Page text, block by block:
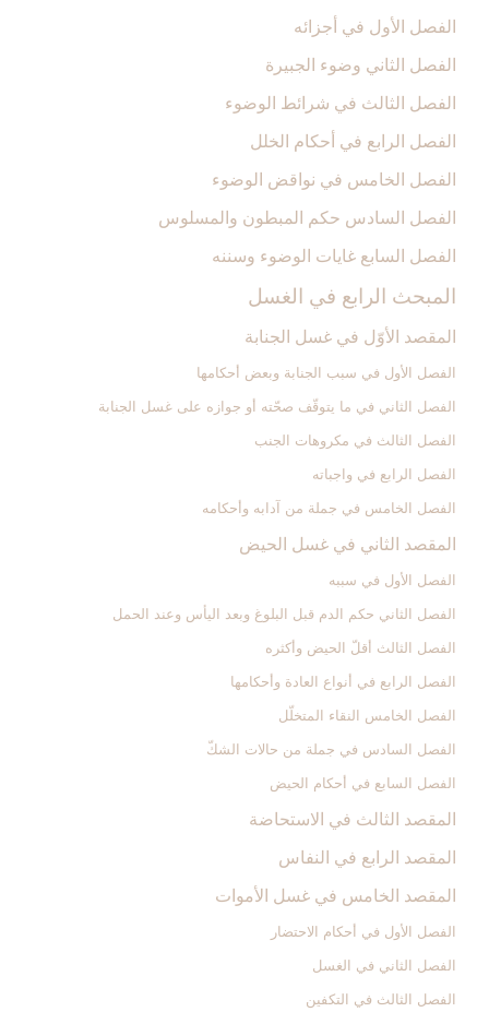
الفصل الأول في أجزائه‏
الفصل الثاني وضوء الجبيرة
الفصل الثالث في شرائط الوضوء
الفصل الرابع في أحكام الخلل
الفصل الخامس في نواقض الوضوء
الفصل السادس حكم المبطون والمسلوس‏
الفصل السابع غايات الوضوء وسننه‏
المبحث الرابع في الغسل‏
المقصد الأوّل في غسل الجنابة
الفصل الأول في سبب الجنابة وبعض أحكامها
الفصل الثاني في ما يتوقّف صحّته أو جوازه على غسل الجنابة
الفصل الثالث في مكروهات الجنب‏
الفصل الرابع في واجباته
الفصل الخامس في جملة من آدابه وأحكامه‏
المقصد الثاني في غسل الحيض‏
الفصل الأول في سببه
الفصل الثاني حكم الدم قبل البلوغ وبعد اليأس وعند الحمل‏
الفصل الثالث أقلّ الحيض وأكثره‏
الفصل الرابع في أنواع العادة وأحكامها
الفصل الخامس النقاء المتخلّل‏
الفصل السادس في جملة من حالات الشكّ‏
الفصل السابع في أحكام الحيض
المقصد الثالث في الاستحاضة
المقصد الرابع في النفاس‏
المقصد الخامس في غسل الأموات‏
الفصل الأول في أحكام الاحتضار
الفصل الثاني في الغسل
الفصل الثالث في التكفين